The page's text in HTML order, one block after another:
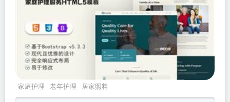
家庭护理 老年护理
居家照料
everly
Bootstrapv533